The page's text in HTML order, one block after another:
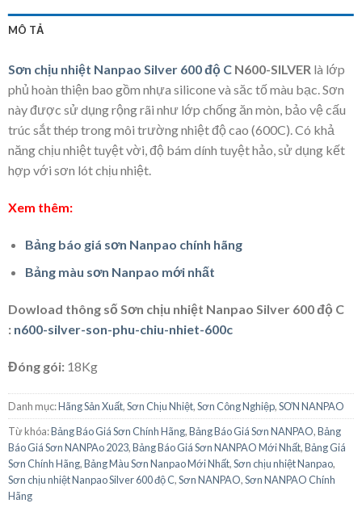
MÔ TẢ
Sơn chịu nhiệt Nanpao Silver 600 độ C N600-SILVER là lớp
phủ hoàn thiện bao gồm nhựa silicone và săc tố màu bạc. Sơn
này được sử dụng rộng rãi như lớp chống ăn mòn, bảo vệ cấu
trúc sắt thép trong môi trường nhiệt độ cao (600C). Có khả
năng chịu nhiệt tuyệt vời, độ bám dính tuyệt hảo, sử dụng kết
hợp với sơn lót chịu nhiệt.
Xem thêm:
Bảng báo giá sơn Nanpao chính hãng
Bảng màu sơn Nanpao mới nhất
Dowload thông số Sơn chịu nhiệt Nanpao Silver 600 độ C
: n600-silver-son-phu-chiu-nhiet-600c
Đóng gói:18Kg
Danh mục:Hãng Sản Xuất,Sơn Chịu Nhiệt,Sơn Công Nghiệp,SƠN NANPAO
Từ khóa:Bảng Báo Giá Sơn Chính Hãng,Bảng Báo Giá Sơn NANPAO,Bảng
Báo Giá Sơn NANPAo 2023,Bảng Báo Giá Sơn NANPAO Mới Nhất,Bảng Giá
Sơn Chính Hãng,Bảng Màu Sơn Nanpao Mới Nhất,Sơn chịu nhiệt Nanpao,
Sơn chịu nhiệt Nanpao Silver 600 độ C,Sơn NANPAO,Sơn NANPAO Chính
Hãng